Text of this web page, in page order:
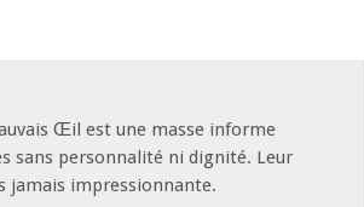
Œil est une masse informe
sans personnalité ni dignité. Leur
jamais impressionnante.